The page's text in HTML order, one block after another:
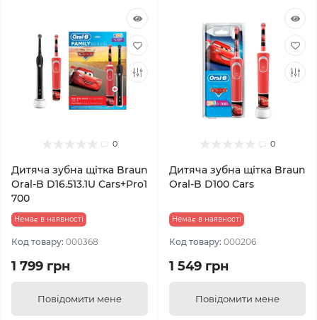
0
Дитяча зубна щітка Braun
Oral-B D16.513.1U Cars+Pro1
700
Немає в наявності
Код товару: 000368
1 799 грн
Повідомити мене
0
Дитяча зубна щітка Braun
Oral-B D100 Cars
Немає в наявності
Код товару: 000206
1 549 грн
Повідомити мене